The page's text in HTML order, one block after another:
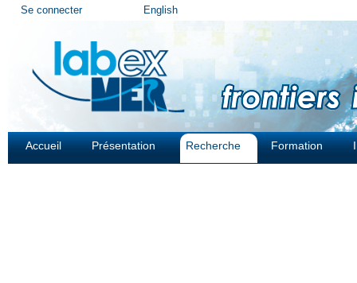
Outils
Se connecter English
Accueil Présentation Recherche Formation